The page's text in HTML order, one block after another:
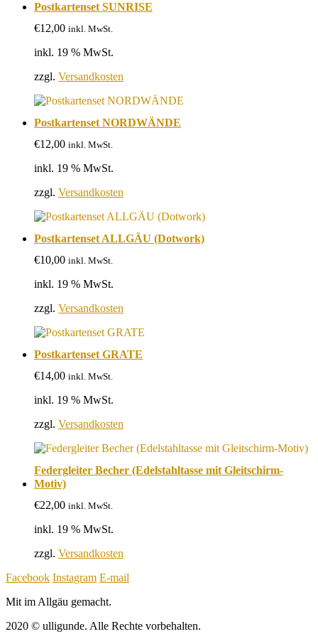
Postkartenset SUNRISE
€12,00 inkl. MwSt.
inkl. 19 % MwSt.
zzgl. Versandkosten
Postkartenset NORDWÄNDE
€12,00 inkl. MwSt.
inkl. 19 % MwSt.
zzgl. Versandkosten
Postkartenset ALLGÄU (Dotwork)
€10,00 inkl. MwSt.
inkl. 19 % MwSt.
zzgl. Versandkosten
Postkartenset GRATE
€14,00 inkl. MwSt.
inkl. 19 % MwSt.
zzgl. Versandkosten
Federgleiter Becher (Edelstahltasse mit Gleitschirm-
Motiv)
€22,00 inkl. MwSt.
inkl. 19 % MwSt.
zzgl. Versandkosten
Facebook Instagram E-mail
Mit im Allgäu gemacht.
2020 © ulligunde. Alle Rechte vorbehalten.